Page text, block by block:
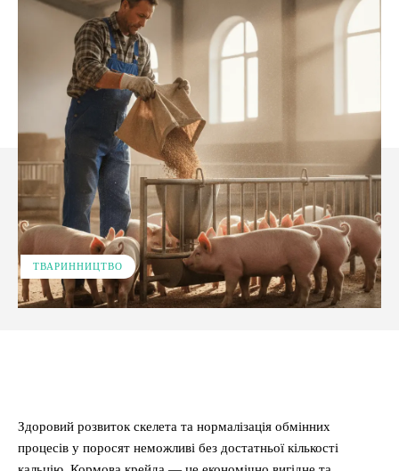
ТВАРИННИЦТВО
Здоровий розвиток скелета та нормалізація обмінних
процесів у поросят неможливі без достатньої кількості